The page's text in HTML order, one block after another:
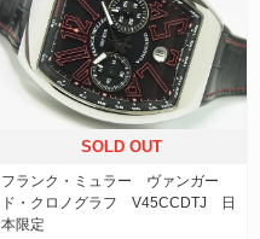
SOLD OUT
フランク・ミュラー ヴァンガー
ド・クロノグラフ V45CCDTJ 日
本限定